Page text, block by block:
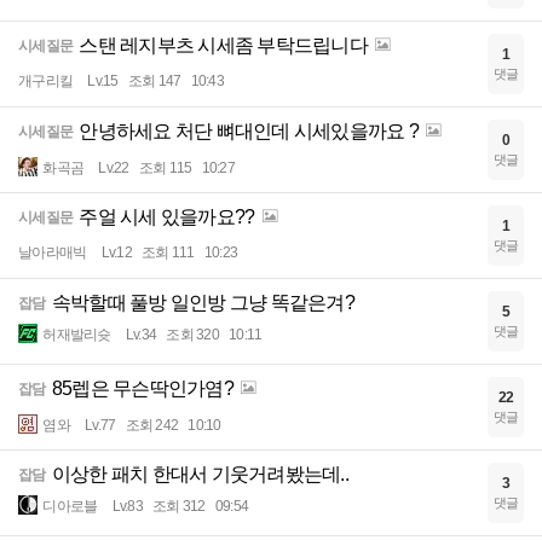
시세질문 스탠 레지부츠 시세좀 부탁드립니다
개구리킬 Lv.15 조회 147 10:43
1
댓글
시세질문 안녕하세요 처단 뼈대인데 시세있을까요 ?
화곡곰 Lv.22 조회 115 10:27
0
댓글
시세질문 주얼 시세 있을까요??
날아라매빅 Lv.12 조회 111 10:23
1
댓글
잡담 속박할때 풀방 일인방 그냥 똑같은겨?
허재발리슛 Lv.34 조회 320 10:11
5
댓글
잡담 85렙은 무슨딱인가염?
염와 Lv.77 조회 242 10:10
22
댓글
잡담 이상한 패치 한대서 기웃거려봤는데..
디아로블 Lv.83 조회 312 09:54
3
댓글